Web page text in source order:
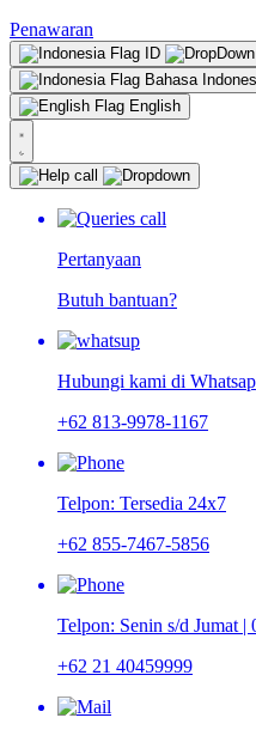
Penawaran
ID
Bahasa
English
Pertanyaan
Butuh bantuan?
Hubungi kami di
+62 813-9978-1167
Telpon: Tersedia 24x7
+62 855-7467-5856
Telpon: Senin s/d Jumat |
+62 21 40459999